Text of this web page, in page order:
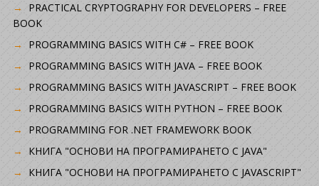
PRACTICAL CRYPTOGRAPHY FOR DEVELOPERS – FREE
BOOK
PROGRAMMING BASICS WITH C# – FREE BOOK
PROGRAMMING BASICS WITH JAVA – FREE BOOK
PROGRAMMING BASICS WITH JAVASCRIPT – FREE BOOK
PROGRAMMING BASICS WITH PYTHON – FREE BOOK
PROGRAMMING FOR .NET FRAMEWORK BOOK
КНИГА "ОСНОВИ НА ПРОГРАМИРАНЕТО С JAVA"
КНИГА "ОСНОВИ НА ПРОГРАМИРАНЕТО С JAVASCRIPT"